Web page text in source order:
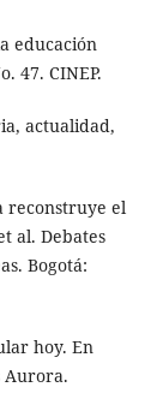
educación
47. CINEP.
actualidad,
reconstruye el
al. Debates
Bogotá:
hoy. En
Aurora.